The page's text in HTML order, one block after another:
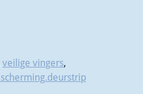
veilige vingers,